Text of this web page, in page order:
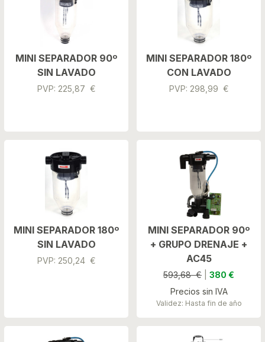
MINI SEPARADOR 90º
SIN LAVADO
PVP: 225,87 €
MINI SEPARADOR 180º
CON LAVADO
PVP: 298,99 €
MINI SEPARADOR 180º
SIN LAVADO
PVP: 250,24 €
MINI SEPARADOR 90º
+ GRUPO DRENAJE +
AC45
593,68 €
380 €
Precios sin IVA
Validez: Hasta fin de año